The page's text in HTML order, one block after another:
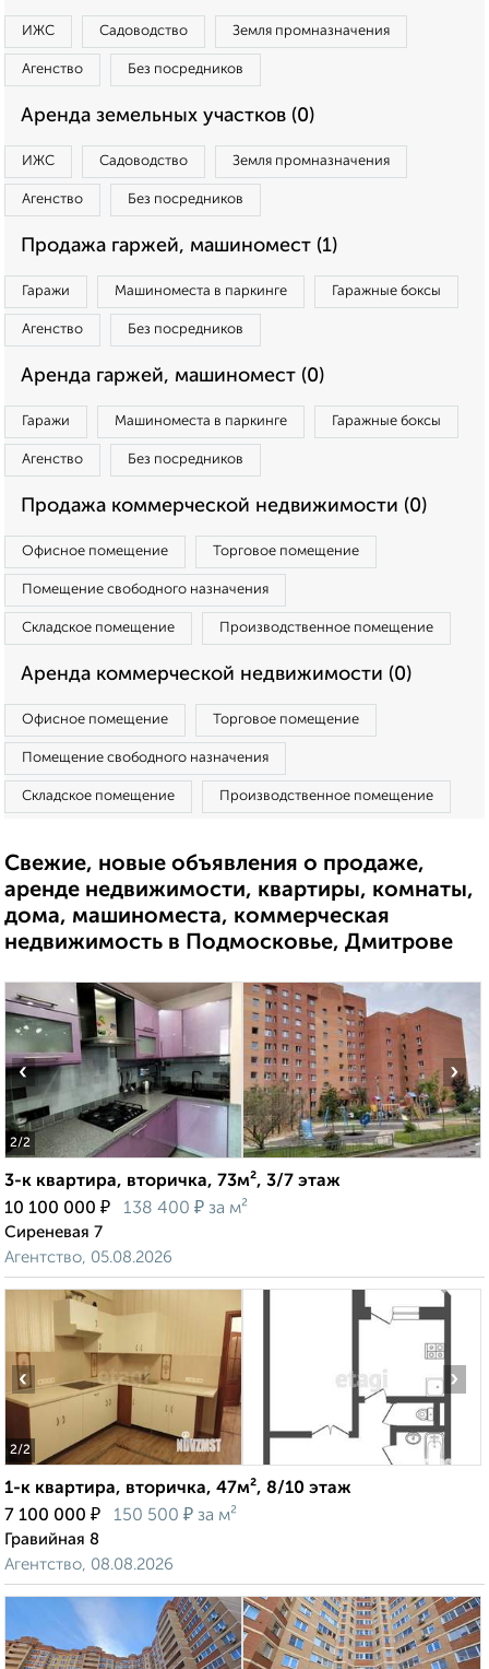
ИЖС Садоводство Земля промназначения
Агенство Без посредников
Аренда земельных участков (0)
ИЖС Садоводство Земля промназначения
Агенство Без посредников
Продажа гаржей, машиномест (1)
Гаражи Машиноместа в паркинге Гаражные боксы
Агенство Без посредников
Аренда гаржей, машиномест (0)
Гаражи Машиноместа в паркинге Гаражные боксы
Агенство Без посредников
Продажа коммерческой недвижимости (0)
Офисное помещение Торговое помещение
Помещение свободного назначения
Складское помещение Производственное помещение
Аренда коммерческой недвижимости (0)
Офисное помещение Торговое помещение
Помещение свободного назначения
Складское помещение Производственное помещение
Свежие, новые объявления о продаже,
аренде недвижимости, квартиры, комнаты,
дома, машиноместа, коммерческая
недвижимость в Подмосковье, Дмитрове
2/2
‹ ›
3-к квартира, вторичка, 73м², 3/7 этаж
10 100 000 ₽ 138 400 ₽ за м²
Сиреневая 7
Агентство, 05.08.2026
2/2
‹ ›
1-к квартира, вторичка, 47м², 8/10 этаж
7 100 000 ₽ 150 500 ₽ за м²
Гравийная 8
Агентство, 08.08.2026